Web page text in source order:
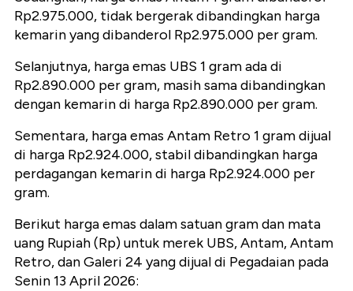
Rp2.975.000, tidak bergerak dibandingkan harga
kemarin yang dibanderol Rp2.975.000 per gram.
Selanjutnya, harga emas UBS 1 gram ada di
Rp2.890.000 per gram, masih sama dibandingkan
dengan kemarin di harga Rp2.890.000 per gram.
Sementara, harga emas Antam Retro 1 gram dijual
di harga Rp2.924.000, stabil dibandingkan harga
perdagangan kemarin di harga Rp2.924.000 per
gram.
Berikut harga emas dalam satuan gram dan mata
uang Rupiah (Rp) untuk merek UBS, Antam, Antam
Retro, dan Galeri 24 yang dijual di Pegadaian pada
Senin 13 April 2026: